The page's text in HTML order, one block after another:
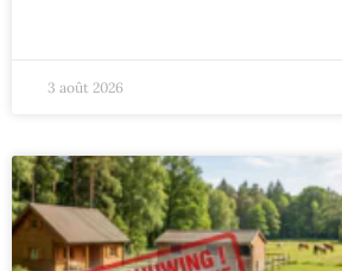
3 août 2026